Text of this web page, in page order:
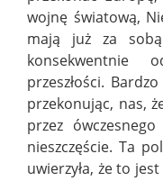
wojnę światową,
mają już za
konsekwentnie
przeszłości.
przekonując, nas,
przez
nieszczęście. Ta
uwierzyła, że to